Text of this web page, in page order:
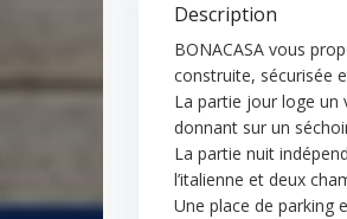
Description
BONACASA vous
construite, sécurisée
La partie jour loge un
donnant sur un
La partie nuit
l’italienne et deux
Une place de parking